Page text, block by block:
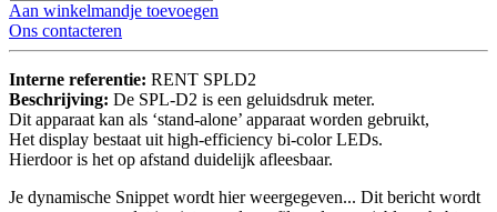
Aan winkelmandje toevoegen
Ons contacteren
Interne referentie: RENT SPLD2
Beschrijving: De SPL-D2 is een geluidsdruk meter.
Dit apparaat kan als ‘stand-alone’ apparaat worden gebruikt,
Het display bestaat uit high-efficiency bi-color LEDs.
Hierdoor is het op afstand duidelijk afleesbaar.
Je dynamische Snippet wordt hier weergegeven... Dit bericht wordt